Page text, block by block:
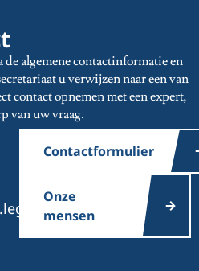
algemene contactinformatie en
u verwijzen naar een van
contact opnemen met een expert,
van uw vraag.
Contactformulier
Onze
mensen